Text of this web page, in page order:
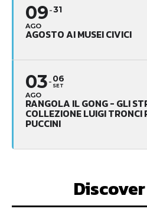
09
AGO
31
AGOSTO AI MUSEI CIVICI
03
AGO
06
SET
RANGOLA IL GONG - GLI
COLLEZIONE LUIGI TRONCI
PUCCINI